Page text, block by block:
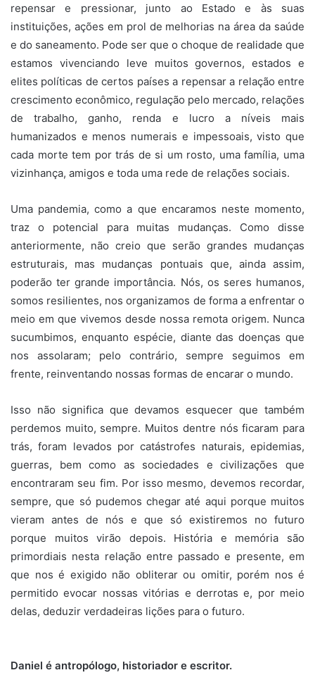
repensar e pressionar, junto ao Estado e às suas
instituições, ações em prol de melhorias na área da saúde
e do saneamento. Pode ser que o choque de realidade que
estamos vivenciando leve muitos governos, estados e
elites políticas de certos países a repensar a relação entre
crescimento econômico, regulação pelo mercado, relações
de trabalho, ganho, renda e lucro a níveis mais
humanizados e menos numerais e impessoais, visto que
cada morte tem por trás de si um rosto, uma família, uma
vizinhança, amigos e toda uma rede de relações sociais.
Uma pandemia, como a que encaramos neste momento,
traz o potencial para muitas mudanças. Como disse
anteriormente, não creio que serão grandes mudanças
estruturais, mas mudanças pontuais que, ainda assim,
poderão ter grande importância. Nós, os seres humanos,
somos resilientes, nos organizamos de forma a enfrentar o
meio em que vivemos desde nossa remota origem. Nunca
sucumbimos, enquanto espécie, diante das doenças que
nos assolaram; pelo contrário, sempre seguimos em
frente, reinventando nossas formas de encarar o mundo.
Isso não significa que devamos esquecer que também
perdemos muito, sempre. Muitos dentre nós ficaram para
trás, foram levados por catástrofes naturais, epidemias,
guerras, bem como as sociedades e civilizações que
encontraram seu fim. Por isso mesmo, devemos recordar,
sempre, que só pudemos chegar até aqui porque muitos
vieram antes de nós e que só existiremos no futuro
porque muitos virão depois. História e memória são
primordiais nesta relação entre passado e presente, em
que nos é exigido não obliterar ou omitir, porém nos é
permitido evocar nossas vitórias e derrotas e, por meio
delas, deduzir verdadeiras lições para o futuro.
Daniel é antropólogo, historiador e escritor.